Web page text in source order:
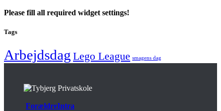
Please fill all required widget settings!
Tags
Arbejdsdag Lego League smagens dag
ForældreIntra